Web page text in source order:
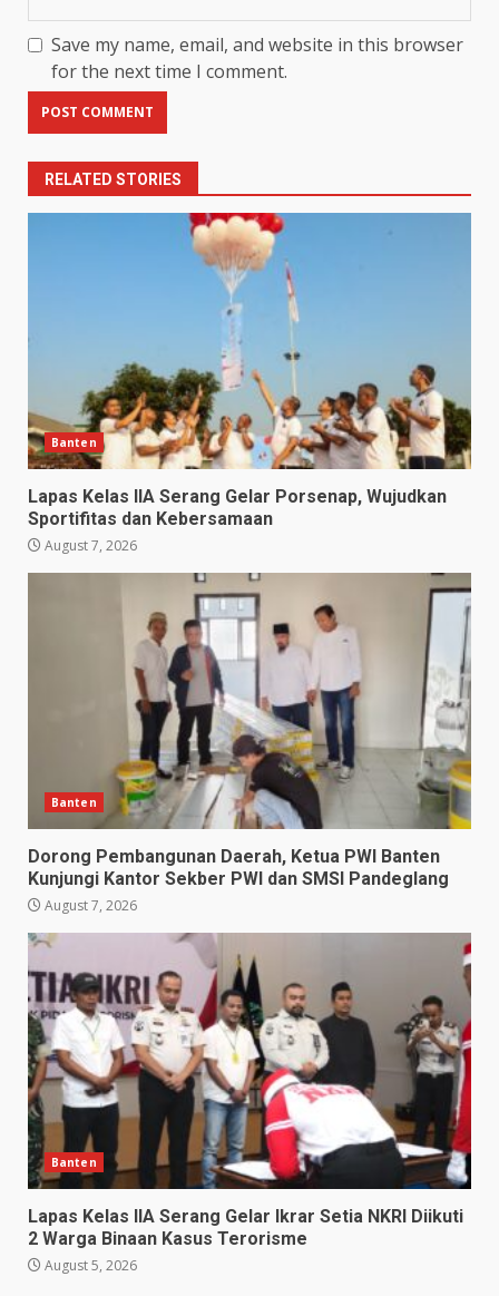
Save my name, email, and website in this browser
for the next time I comment.
RELATED STORIES
Banten
Lapas Kelas IIA Serang Gelar Porsenap, Wujudkan
Sportifitas dan Kebersamaan
August 7, 2026
Banten
Dorong Pembangunan Daerah, Ketua PWI Banten
Kunjungi Kantor Sekber PWI dan SMSI Pandeglang
August 7, 2026
Banten
Lapas Kelas IIA Serang Gelar Ikrar Setia NKRI Diikuti
2 Warga Binaan Kasus Terorisme
August 5, 2026